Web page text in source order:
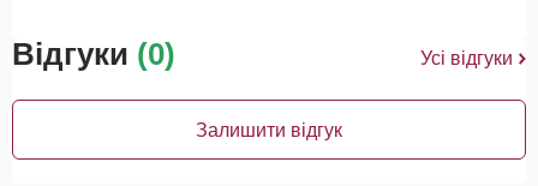
Відгуки (0) Усі відгуки
Залишити відгук